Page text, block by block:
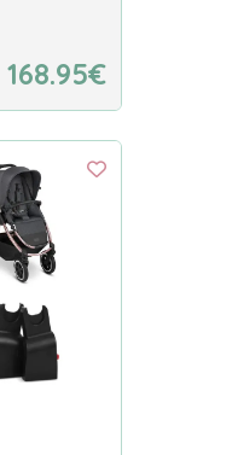
168.95€